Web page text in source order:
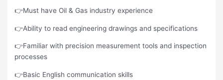
👉Must have Oil & Gas industry experience
👉Ability to read engineering drawings and specifications
👉Familiar with precision measurement tools and inspection
processes
👉Basic English communication skills